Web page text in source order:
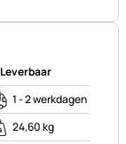
Leverbaar
1 - 2 werkdagen
24,60 kg